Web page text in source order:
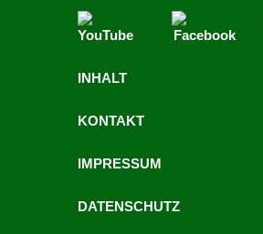
INHALT
KONTAKT
IMPRESSUM
DATENSCHUTZ